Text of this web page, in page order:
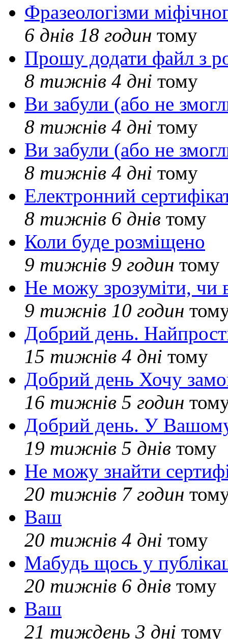
Фразеологізми
6 днів 18 годин тому
Прошу додати файл з
8 тижнів 4 дні тому
Ви забули (або не
8 тижнів 4 дні тому
Ви забули (або не
8 тижнів 4 дні тому
Електронний
8 тижнів 6 днів тому
Коли буде розміщено
9 тижнів 9 годин тому
Не можу зрозуміти, чи
9 тижнів 10 годин
Добрий день.
15 тижнів 4 дні тому
Добрий день Хочу
16 тижнів 5 годин
Добрий день. У Вашому
19 тижнів 5 днів тому
Не можу знайти
20 тижнів 7 годин
Ваш
20 тижнів 4 дні тому
Мабудь щось у
20 тижнів 6 днів тому
Ваш
21 тиждень 3 дні тому